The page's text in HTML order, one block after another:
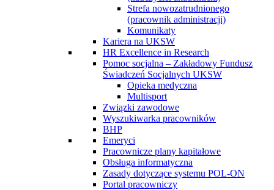
Strefa nowozatrudnionego
(pracownik administracji)
Komunikaty
Kariera na UKSW
HR Excellence in Research
Pomoc socjalna – Zakładowy Fundusz
Świadczeń Socjalnych UKSW
Opieka medyczna
Multisport
Związki zawodowe
Wyszukiwarka pracowników
BHP
Emeryci
Pracownicze plany kapitałowe
Obsługa informatyczna
Zasady dotyczące systemu POL-ON
Portal pracowniczy